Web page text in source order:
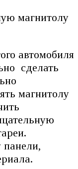
магнитолу
автомобиля
сделать
магнитолу
панели,